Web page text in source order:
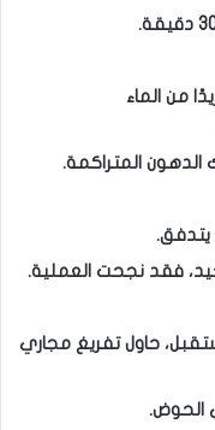
مزيدًا من الماء
المتراكمة.
يتدفق.
فقد نجحت العملية.
حاول تفريغ مجاري
الحوض.